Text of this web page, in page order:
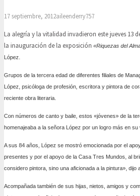
17 septiembre, 2012aileenderry757
La alegría y la vitalidad invadieron este jueves 13
la inauguración de la exposición «Riquezas del
López.
Grupos de la tercera edad de diferentes filiales de
López, psicóloga de profesión, escritora y pintora de
reciente obra literaria.
Con números de canto y baile, estos «jóvenes» de la
homenajeaba a la señora López por un logro más en su
A sus 84 años, López se mostró emocionada por el
presentes y por el apoyo de la Casa Tres Mundos, al
considero pintora, sino una aficionada a la pintura», dijo
Acompañada también de sus hijas, nietos, amigos y